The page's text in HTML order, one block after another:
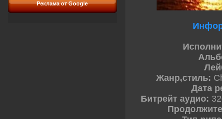
Реклама от Google
Жанр,стиль:
Дата
Битрейт аудио: